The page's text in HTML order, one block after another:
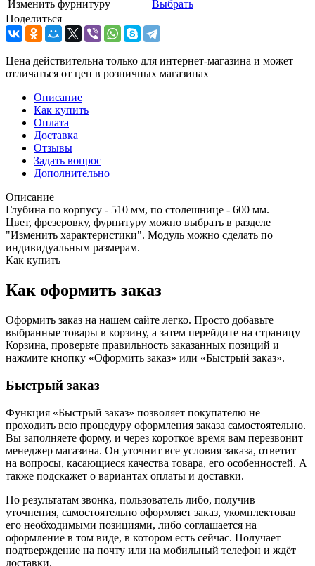
Изменить фурнитуру
Выбрать
Поделиться
Цена действительна только для интернет-магазина и может
отличаться от цен в розничных магазинах
Описание
Как купить
Оплата
Доставка
Отзывы
Задать вопрос
Дополнительно
Описание
Глубина по корпусу - 510 мм, по столешнице - 600 мм.
Цвет, фрезеровку, фурнитуру можно выбрать в разделе
"Изменить характеристики". Модуль можно сделать по
индивидуальным размерам.
Как купить
Как оформить заказ
Оформить заказ на нашем сайте легко. Просто добавьте
выбранные товары в корзину, а затем перейдите на страницу
Корзина, проверьте правильность заказанных позиций и
нажмите кнопку «Оформить заказ» или «Быстрый заказ».
Быстрый заказ
Функция «Быстрый заказ» позволяет покупателю не
проходить всю процедуру оформления заказа самостоятельно.
Вы заполняете форму, и через короткое время вам перезвонит
менеджер магазина. Он уточнит все условия заказа, ответит
на вопросы, касающиеся качества товара, его особенностей. А
также подскажет о вариантах оплаты и доставки.
По результатам звонка, пользователь либо, получив
уточнения, самостоятельно оформляет заказ, укомплектовав
его необходимыми позициями, либо соглашается на
оформление в том виде, в котором есть сейчас. Получает
подтверждение на почту или на мобильный телефон и ждёт
доставки.